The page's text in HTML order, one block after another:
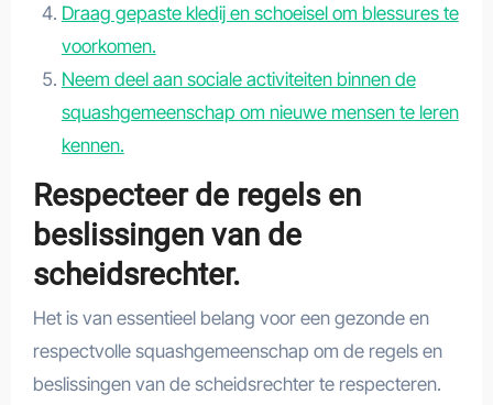
Draag gepaste kledij en schoeisel om blessures te
voorkomen.
Neem deel aan sociale activiteiten binnen de
squashgemeenschap om nieuwe mensen te leren
kennen.
Respecteer de regels en
beslissingen van de
scheidsrechter.
Het is van essentieel belang voor een gezonde en
respectvolle squashgemeenschap om de regels en
beslissingen van de scheidsrechter te respecteren.